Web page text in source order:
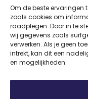
Om de beste ervaringen
zoals cookies om
raadplegen. Door in te
wij gegevens zoals
verwerken. Als je geen
intrekt, kan dit een
en mogelijkheden.
Griep
Haaruitval
Overgangsklachten